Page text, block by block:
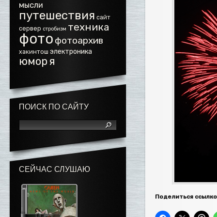
мысли
путешествия сайт
сервер стробизм техника
фото фотоархив
хакинтош электроника
юморя
ПОИСК ПО САЙТУ
СЕЙЧАС СЛУШАЮ
Поделиться